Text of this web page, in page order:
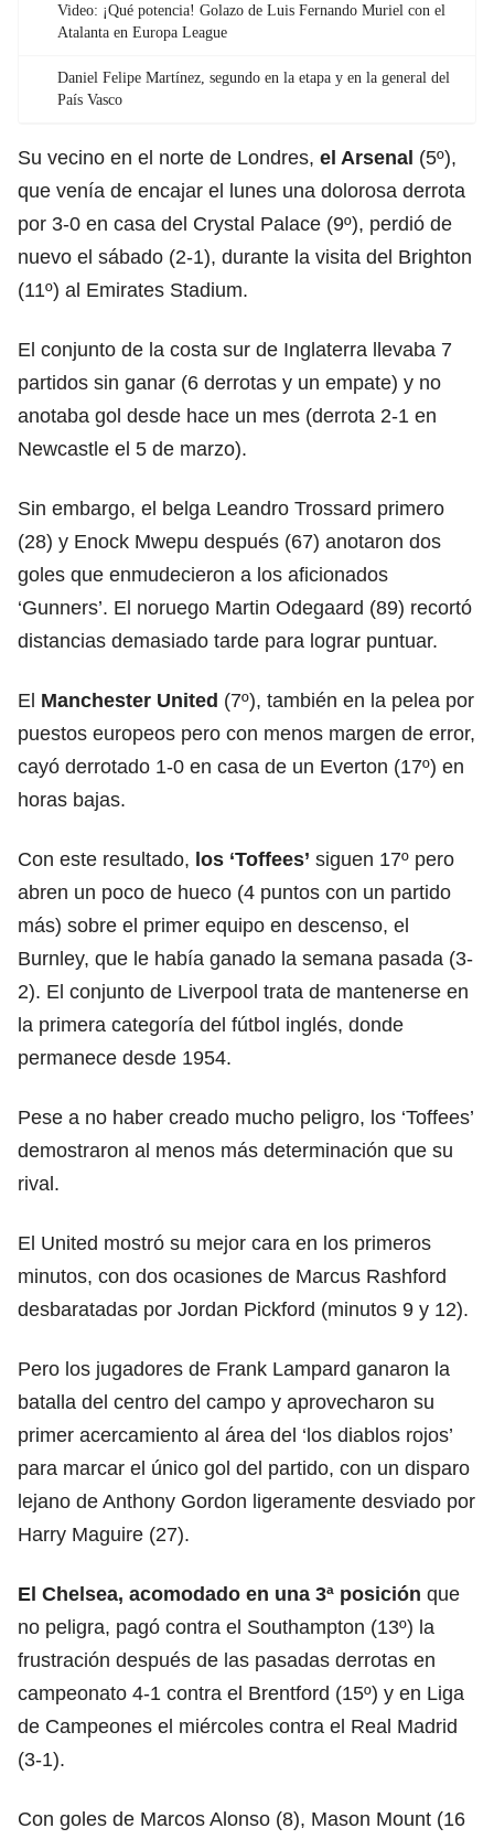
Video: ¡Qué potencia! Golazo de Luis Fernando Muriel con el
Atalanta en Europa League
Daniel Felipe Martínez, segundo en la etapa y en la general del
País Vasco
Su vecino en el norte de Londres, el Arsenal (5º),
que venía de encajar el lunes una dolorosa derrota
por 3-0 en casa del Crystal Palace (9º), perdió de
nuevo el sábado (2-1), durante la visita del Brighton
(11º) al Emirates Stadium.
El conjunto de la costa sur de Inglaterra llevaba 7
partidos sin ganar (6 derrotas y un empate) y no
anotaba gol desde hace un mes (derrota 2-1 en
Newcastle el 5 de marzo).
Sin embargo, el belga Leandro Trossard primero
(28) y Enock Mwepu después (67) anotaron dos
goles que enmudecieron a los aficionados
‘Gunners’. El noruego Martin Odegaard (89) recortó
distancias demasiado tarde para lograr puntuar.
El Manchester United (7º), también en la pelea por
puestos europeos pero con menos margen de error,
cayó derrotado 1-0 en casa de un Everton (17º) en
horas bajas.
Con este resultado, los ‘Toffees’ siguen 17º pero
abren un poco de hueco (4 puntos con un partido
más) sobre el primer equipo en descenso, el
Burnley, que le había ganado la semana pasada (3-
2). El conjunto de Liverpool trata de mantenerse en
la primera categoría del fútbol inglés, donde
permanece desde 1954.
Pese a no haber creado mucho peligro, los ‘Toffees’
demostraron al menos más determinación que su
rival.
El United mostró su mejor cara en los primeros
minutos, con dos ocasiones de Marcus Rashford
desbaratadas por Jordan Pickford (minutos 9 y 12).
Pero los jugadores de Frank Lampard ganaron la
batalla del centro del campo y aprovecharon su
primer acercamiento al área del ‘los diablos rojos’
para marcar el único gol del partido, con un disparo
lejano de Anthony Gordon ligeramente desviado por
Harry Maguire (27).
El Chelsea, acomodado en una 3ª posición que
no peligra, pagó contra el Southampton (13º) la
frustración después de las pasadas derrotas en
campeonato 4-1 contra el Brentford (15º) y en Liga
de Campeones el miércoles contra el Real Madrid
(3-1).
Con goles de Marcos Alonso (8), Mason Mount (16